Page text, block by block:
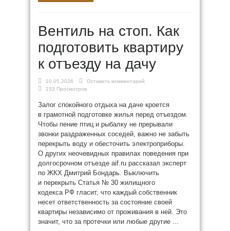
Вентиль на стоп. Как
подготовить квартиру
к отъезду на дачу
10.05.2026
Оставить комментарий
233 Просмотров
Залог спокойного отдыха на даче кроется
в грамотной подготовке жилья перед отъездом.
Чтобы пение птиц и рыбалку не прерывали
звонки раздраженных соседей, важно не забыть
перекрыть воду и обесточить электроприборы.
О других неочевидных правилах поведения при
долгосрочном отъезде aif.ru рассказал эксперт
по ЖКХ Дмитрий Бондарь. Выключить
и перекрыть Статья № 30 жилищного
кодекса РФ гласит, что каждый собственник
несет ответственность за состояние своей
квартиры независимо от проживания в ней. Это
значит, что за протечки или любые другие ...